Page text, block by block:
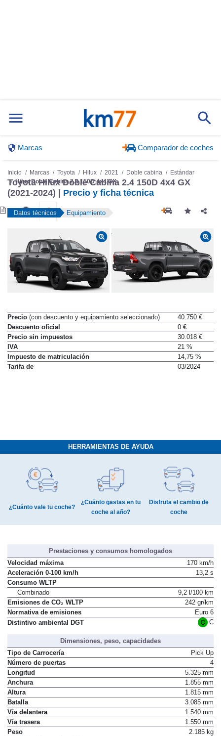
Marcas Comparador de coches
Inicio Marcas Toyota Hilux 2021 Doble cabina
Estándar
Hilux Doble Cabina 2.4 150D 4x4 GX
Toyota Hilux Doble Cabina 2.4 150D 4x4 GX
(2021-2024) | Precio y ficha técnica
Datos técnicos Equipamiento
Precio (con descuento y equipamiento seleccionado)
40.750 €
Descuento oficial
0 €
Precio sin impuestos
30.018 €
IVA
21 %
Impuesto de matriculación
14,75 %
Tarifa de
03/2024
HERRAMIENTAS DE AYUDA
¿Cuánto vale tu coche?
¿Cuánto gastas en tu
coche al año?
Disfruta el cambio de
coche
Prestaciones y consumos homologados
Velocidad máxima
170 km/h
Aceleración 0-100 km/h
13,2 s
Consumo WLTP
Combinado
9,2 l/100 km
Emisiones de CO₂ WLTP
242 gr/km
Normativa de emisiones
Euro 6
Distintivo ambiental DGT
C
Dimensiones, peso, capacidades
Tipo de Carrocería
Pick Up
Número de puertas
4
Longitud
5.325 mm
Anchura
1.855 mm
Altura
1.815 mm
Batalla
3.085 mm
Vía delantera
1.540 mm
Vía trasera
1.550 mm
Peso
2.185 kg